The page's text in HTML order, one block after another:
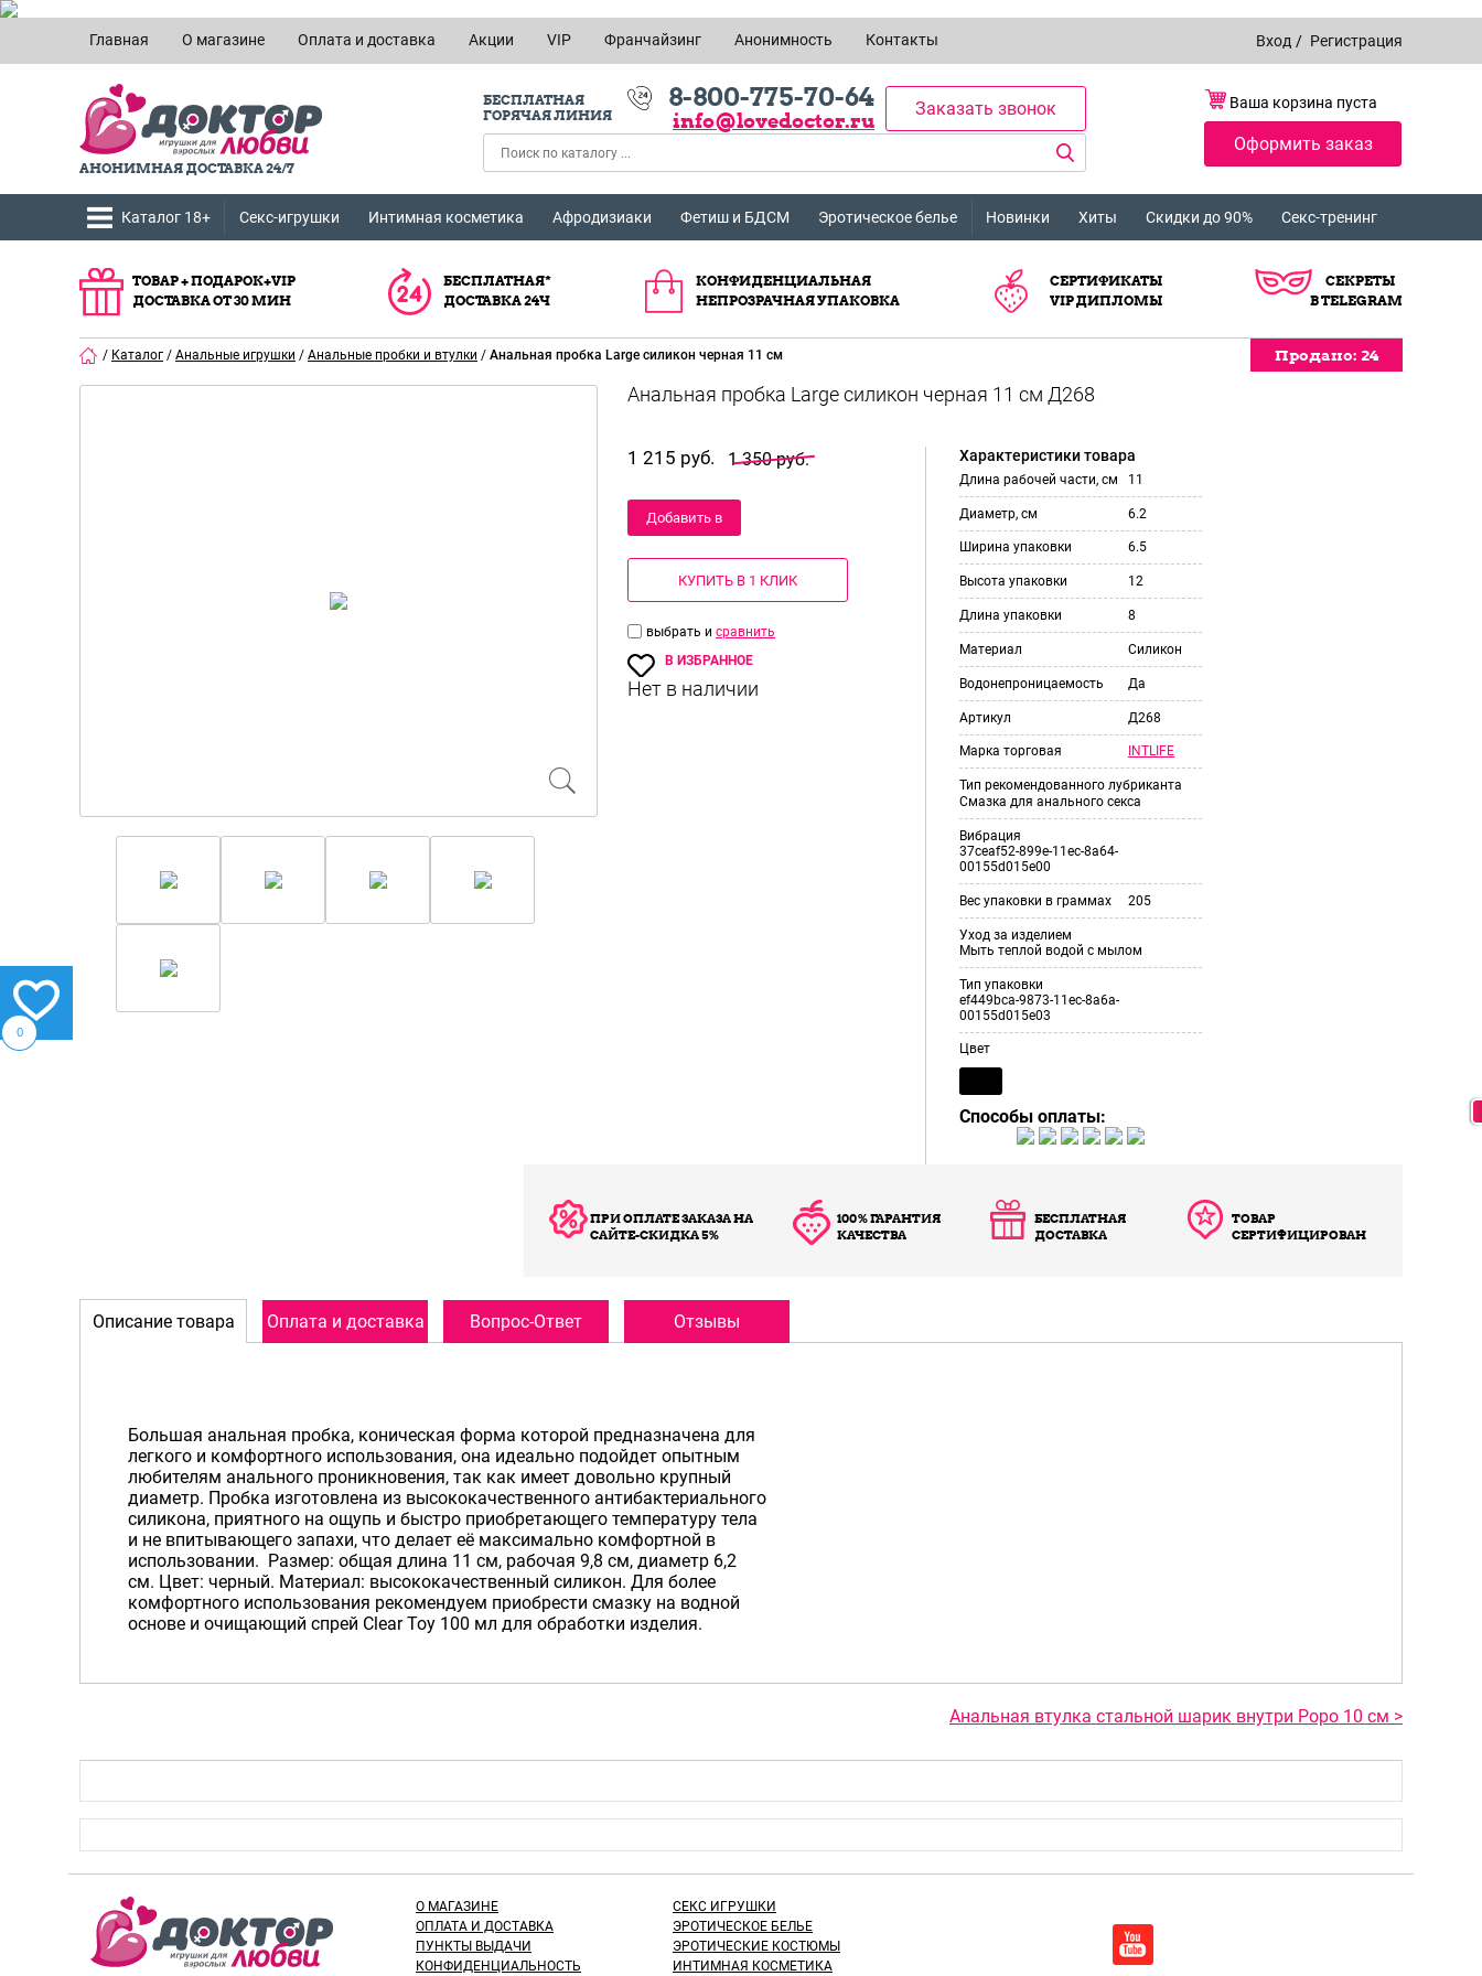
Главная О магазине Оплата и доставка Акции VIP Франчайзинг Анонимность Контакты Вход / Регистрация
АНОНИМНАЯ ДОСТАВКА 24/7
БЕСПЛАТНАЯ
ГОРЯЧАЯ ЛИНИЯ
8-800-775-70-64
info@lovedoctor.ru
Заказать звонок Ваша корзина пуста
Оформить заказ
Каталог 18+ Секс-игрушки Интимная косметика Афродизиаки Фетиш и БДСМ Эротическое белье Новинки Хиты Скидки до 90% Секс-тренинг
ТОВАР + ПОДАРОК+VIP
ДОСТАВКА ОТ 30 МИН
БЕСПЛАТНАЯ*
ДОСТАВКА 24Ч
КОНФИДЕНЦИАЛЬНАЯ
НЕПРОЗРАЧНАЯ УПАКОВКА
СЕРТИФИКАТЫ
VIP ДИПЛОМЫ
СЕКРЕТЫ
В TELEGRAM
/ Каталог / Анальные игрушки / Анальные пробки и втулки / Анальная пробка Large силикон черная 11 см Продано: 24
Продано: 24
Продано: 24
Продано: 24
Продано: 24
1 215 руб. 1 350 руб.
Добавить в
корзину
КУПИТЬ В 1 КЛИК
выбрать и сравнить
В ИЗБРАННОЕ
Характеристики товара
Длина рабочей части, см 11
Диаметр, см 6.2
Ширина упаковки 6.5
Высота упаковки 12
Длина упаковки 8
Материал Силикон
Водонепроницаемость Да
Артикул Д268
Марка торговая INTLIFE
Тип рекомендованного лубриканта
Смазка для анального секса
Вибрация
37ceaf52-899e-11ec-8a64-
00155d015e00
Вес упаковки в граммах 205
Уход за изделием
Мыть теплой водой с мылом
Тип упаковки
ef449bca-9873-11ec-8a6a-
00155d015e03
Цвет
Способы оплаты:
ПРИ ОПЛАТЕ ЗАКАЗА НА
САЙТЕ-СКИДКА 5%
100% ГАРАНТИЯ
КАЧЕСТВА
БЕСПЛАТНАЯ
ДОСТАВКА
ТОВАР
СЕРТИФИЦИРОВАН
Описание товара Оплата и доставка Вопрос-Ответ Отзывы
Большая анальная пробка, коническая форма которой предназначена для
легкого и комфортного использования, она идеально подойдет опытным
любителям анального проникновения, так как имеет довольно крупный
диаметр. Пробка изготовлена из высококачественного антибактериального
силикона, приятного на ощупь и быстро приобретающего температуру тела
и не впитывающего запахи, что делает её максимально комфортной в
использовании. Размер: общая длина 11 см, рабочая 9,8 см, диаметр 6,2
см. Цвет: черный. Материал: высококачественный силикон. Для более
комфортного использования рекомендуем приобрести смазку на водной
основе и очищающий спрей Clear Toy 100 мл для обработки изделия.
Анальная втулка стальной шарик внутри Popo 10 см >
О МАГАЗИНЕ
ОПЛАТА И ДОСТАВКА
ПУНКТЫ ВЫДАЧИ
КОНФИДЕНЦИАЛЬНОСТЬ
СЕКС ИГРУШКИ
ЭРОТИЧЕСКОЕ БЕЛЬЕ
ЭРОТИЧЕСКИЕ КОСТЮМЫ
ИНТИМНАЯ КОСМЕТИКА
0